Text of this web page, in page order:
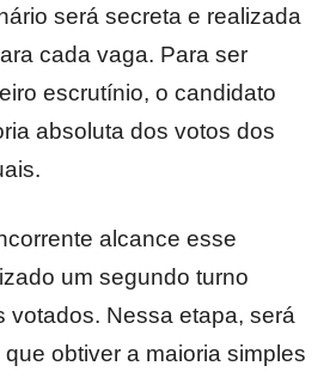
será secreta e realizada
cada vaga. Para ser
escrutínio, o candidato
absoluta dos votos dos
alcance esse
um segundo turno
votados. Nessa etapa, será
obtiver a maioria simples